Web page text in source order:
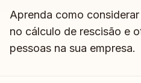
Aprenda como
no cálculo de rescisão e
pessoas na sua empresa.